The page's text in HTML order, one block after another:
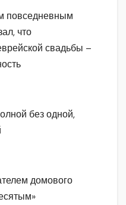
повседневным
что
свадьбы –
без одной,
домового